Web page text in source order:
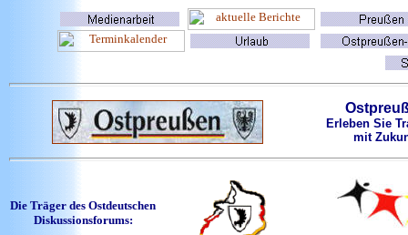
Erleben Sie
mit
Die Träger des Ostdeutschen
Diskussionsforums: